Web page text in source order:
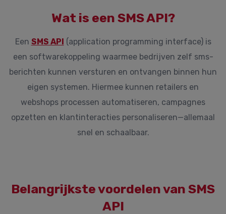
Wat is een SMS API?
Een SMS API (application programming interface) is
een softwarekoppeling waarmee bedrijven zelf sms-
berichten kunnen versturen en ontvangen binnen hun
eigen systemen. Hiermee kunnen retailers en
webshops processen automatiseren, campagnes
opzetten en klantinteracties personaliseren—allemaal
snel en schaalbaar.
Belangrijkste voordelen van SMS
API